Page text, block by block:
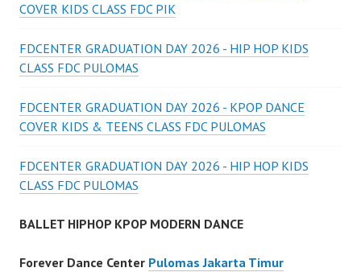
COVER KIDS CLASS FDC PIK
FDCENTER GRADUATION DAY 2026 - HIP HOP KIDS
CLASS FDC PULOMAS
FDCENTER GRADUATION DAY 2026 - KPOP DANCE
COVER KIDS & TEENS CLASS FDC PULOMAS
FDCENTER GRADUATION DAY 2026 - HIP HOP KIDS
CLASS FDC PULOMAS
BALLET HIPHOP KPOP MODERN DANCE
Forever Dance Center Pulomas Jakarta Timur